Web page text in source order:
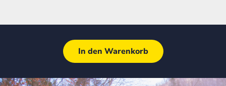
In den Warenkorb